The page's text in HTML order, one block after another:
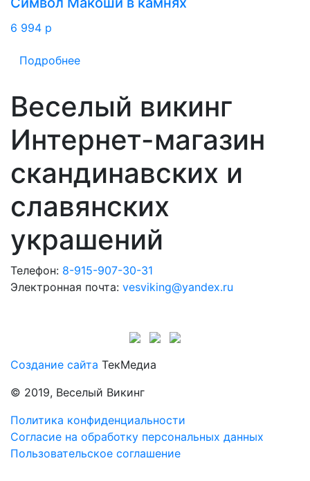
6 994 p
Подробнее
Веселый викинг
Интернет-магазин
скандинавских и
славянских
украшений
Телефон: 8-915-907-30-31
Электронная почта: vesviking@yandex.ru
Создание сайта ТекМедиа
© 2019, Веселый Викинг
Политика конфиденциальности
Согласие на обработку персональных данных
Пользовательское соглашение